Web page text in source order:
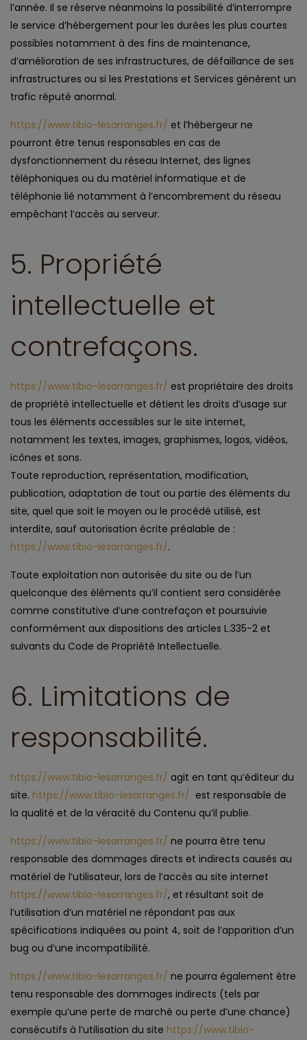
l’année. Il se réserve néanmoins la possibilité d’interrompre
le service d’hébergement pour les durées les plus courtes
possibles notamment à des fins de maintenance,
d’amélioration de ses infrastructures, de défaillance de ses
infrastructures ou si les Prestations et Services génèrent un
trafic réputé anormal.
https://www.tibio-lesarranges.fr/ et l’hébergeur ne
pourront être tenus responsables en cas de
dysfonctionnement du réseau Internet, des lignes
téléphoniques ou du matériel informatique et de
téléphonie lié notamment à l’encombrement du réseau
empêchant l’accès au serveur.
5. Propriété
intellectuelle et
contrefaçons.
https://www.tibio-lesarranges.fr/ est propriétaire des droits
de propriété intellectuelle et détient les droits d’usage sur
tous les éléments accessibles sur le site internet,
notamment les textes, images, graphismes, logos, vidéos,
icônes et sons.
Toute reproduction, représentation, modification,
publication, adaptation de tout ou partie des éléments du
site, quel que soit le moyen ou le procédé utilisé, est
interdite, sauf autorisation écrite préalable de :
https://www.tibio-lesarranges.fr/.
Toute exploitation non autorisée du site ou de l’un
quelconque des éléments qu’il contient sera considérée
comme constitutive d’une contrefaçon et poursuivie
conformément aux dispositions des articles L.335-2 et
suivants du Code de Propriété Intellectuelle.
6. Limitations de
responsabilité.
https://www.tibio-lesarranges.fr/ agit en tant qu’éditeur du
site. https://www.tibio-lesarranges.fr/ est responsable de
la qualité et de la véracité du Contenu qu’il publie.
https://www.tibio-lesarranges.fr/ ne pourra être tenu
responsable des dommages directs et indirects causés au
matériel de l’utilisateur, lors de l’accès au site internet
https://www.tibio-lesarranges.fr/, et résultant soit de
l’utilisation d’un matériel ne répondant pas aux
spécifications indiquées au point 4, soit de l’apparition d’un
bug ou d’une incompatibilité.
https://www.tibio-lesarranges.fr/ ne pourra également être
tenu responsable des dommages indirects (tels par
exemple qu’une perte de marché ou perte d’une chance)
consécutifs à l’utilisation du site https://www.tibio-